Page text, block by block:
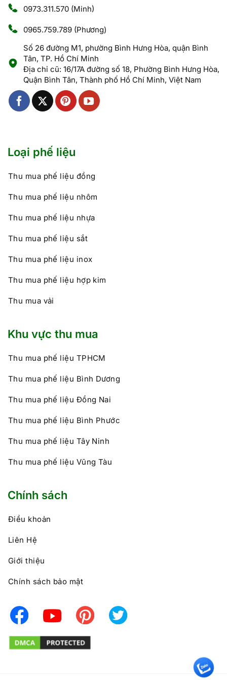
0973.311.570 (Minh)
0965.759.789 (Phương)
Số 26 đường M1, phường Bình Hưng Hòa, quận Bình
Tân, TP. Hồ Chí Minh
Địa chỉ cũ: 16/17A đường số 18, Phường Bình Hưng Hòa,
Quận Bình Tân, Thành phố Hồ Chí Minh, Việt Nam
Loại phế liệu
Thu mua phế liệu đồng
Thu mua phế liệu nhôm
Thu mua phế liệu nhựa
Thu mua phế liệu sắt
Thu mua phế liệu inox
Thu mua phế liệu hợp kim
Thu mua vải
Khu vực thu mua
Thu mua phế liệu TPHCM
Thu mua phế liệu Bình Dương
Thu mua phế liệu Đồng Nai
Thu mua phế liệu Bình Phước
Thu mua phế liệu Tây Ninh
Thu mua phế liệu Vũng Tàu
Chính sách
Điều khoản
Liên Hệ
Giới thiệu
Chính sách bảo mật